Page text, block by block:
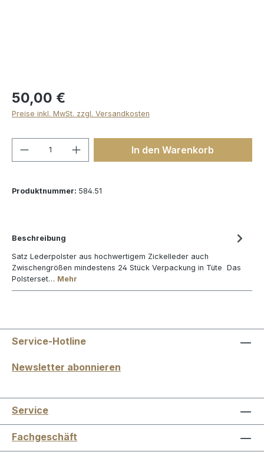
50,00 €
Preise inkl. MwSt. zzgl. Versandkosten
Produkt Anzahl: Gib denIn den Warenkorb
Produktnummer: 584.51
Beschreibung
Satz Lederpolster aus hochwertigem Zickelleder auch
Zwischengrößen mindestens 24 Stück Verpackung in Tüte Das
Polsterset… Mehr
Service-Hotline
Newsletter abonnieren
Service
Fachgeschäft